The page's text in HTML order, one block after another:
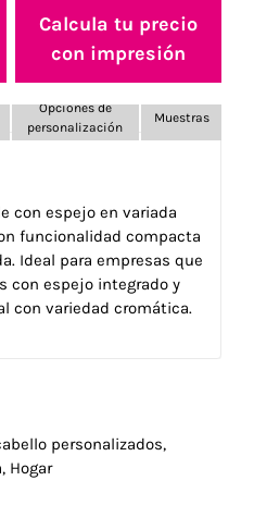
Calcula tu precio
con impresión
Opciones de
personalización
Muestras
con espejo en variada
funcionalidad compacta
Ideal para empresas que
con espejo integrado y
con variedad cromática.
personalizados,
, Hogar